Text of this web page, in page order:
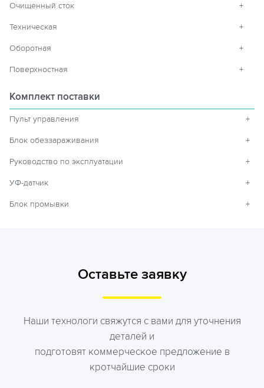
Очищенный сток +
Техническая +
Оборотная +
Поверхностная +
Комплект поставки
Пульт управления +
Блок обеззараживания +
Руководство по эксплуатации +
УФ-датчик +
Блок промывки +
Оставьте заявку
Наши технологи свяжутся с вами для уточнения
деталей и
подготовят коммерческое предложение в
кротчайшие сроки